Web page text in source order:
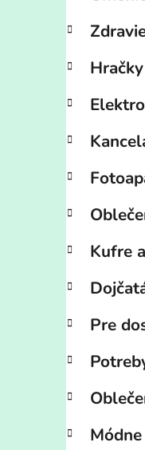
Kufre
Pre